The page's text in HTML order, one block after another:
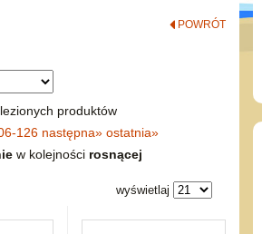
POWRÓT
produktów
126 następna» ostatnia»
w kolejności rosnącej
wyświetlaj